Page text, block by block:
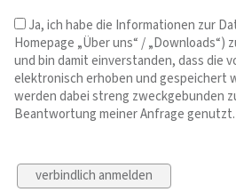
Ja, ich habe die Informationen zur
Homepage „Über uns“ / „Downloads“)
und bin damit einverstanden, dass die
elektronisch erhoben und gespeichert
werden dabei streng zweckgebunden
Beantwortung meiner Anfrage genutzt.